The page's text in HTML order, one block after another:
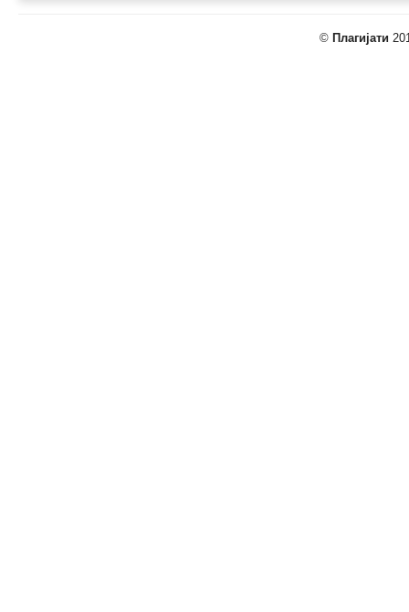
© Плагијати